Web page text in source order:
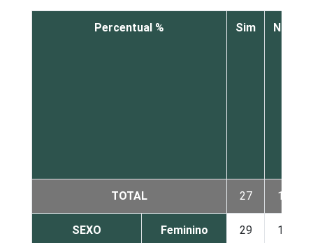
Percentual % Sim
Não
TOTAL 27 12
SEXO Feminino 29 13